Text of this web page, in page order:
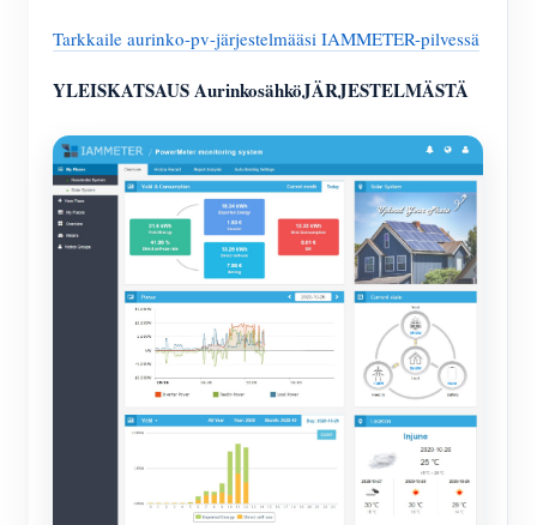
Tarkkaile aurinko-pv-järjestelmääsi IAMMETER-pilvessä
YLEISKATSAUS AurinkosähköJÄRJESTELMÄSTÄ